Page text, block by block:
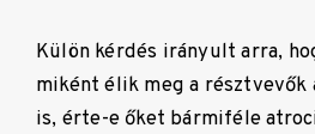
Külön kérdés irányult arra,
miként élik meg a résztvevők
is, érte-e őket bármiféle